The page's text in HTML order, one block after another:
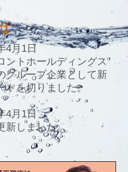
4月1日
ントホールディングス
グループ企業として新
トを切りました。
4月1日
新しました。